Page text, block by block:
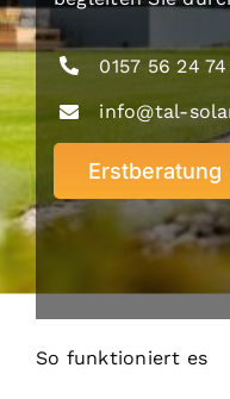
0157 56 24 74
info@tal-
Erstberatung
So funktioniert es